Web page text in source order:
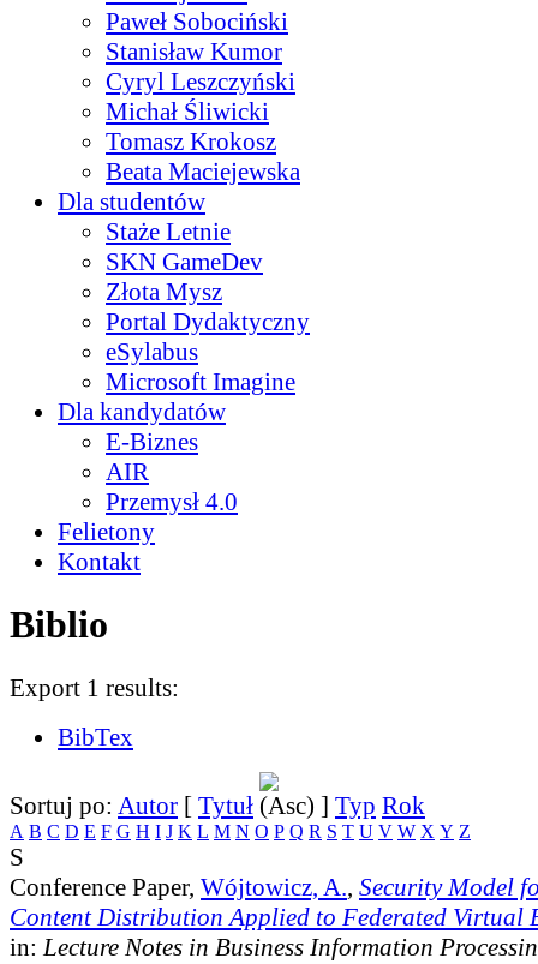
Paweł Sobociński
Stanisław Kumor
Cyryl Leszczyński
Michał Śliwicki
Tomasz Krokosz
Beata Maciejewska
Dla studentów
Staże Letnie
SKN GameDev
Złota Mysz
Portal Dydaktyczny
eSylabus
Microsoft Imagine
Dla kandydatów
E-Biznes
AIR
Przemysł 4.0
Felietony
Kontakt
Biblio
Export 1 results:
BibTex
Sortuj po: Autor [ Tytuł ] Typ Rok
A B C D E F G H I J K L M N O P Q R S T U V W X Y Z
S
Conference Paper, Wójtowicz, A., Security Model
Content Distribution Applied to Federated Virtual
in: Lecture Notes in Business Information